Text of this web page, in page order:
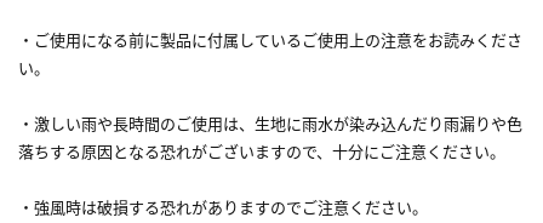
・ご使用になる前に製品に付属しているご使用上の注意をお読みくださ
い。
・激しい雨や長時間のご使用は、生地に雨水が染み込んだり雨漏りや色
落ちする原因となる恐れがございますので、十分にご注意ください。
・強風時は破損する恐れがありますのでご注意ください。